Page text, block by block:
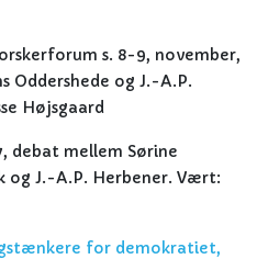
s. 8-9, november,
Oddershede og J.-A.P.
Højsgaard
debat mellem Sørine
og J.-A.P. Herbener. Vært:
for demokratiet,